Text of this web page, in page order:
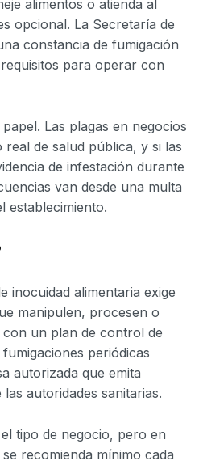
alimentos o atienda al
opcional. La Secretaría de
constancia de fumigación
para operar con
Las plagas en negocios
de salud pública, y si las
de infestación durante
van desde una multa
establecimiento.
inocuidad alimentaria exige
manipulen, procesen o
un plan de control de
periódicas
autorizada que emita
autoridades sanitarias.
tipo de negocio, pero en
recomienda mínimo cada